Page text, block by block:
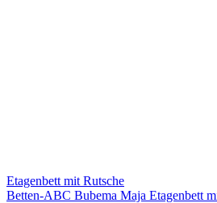
Etagenbett mit Rutsche
Betten-ABC Bubema Maja Etagenbett